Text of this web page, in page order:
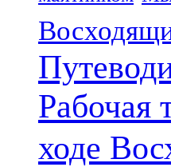
Рабочая
ходе